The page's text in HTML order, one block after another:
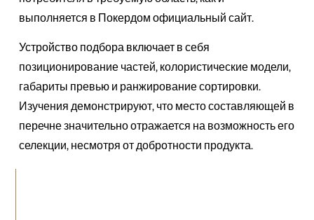
выполняется в Покердом официальный сайт.
Устройство подбора включает в себя
позиционирование частей, колористические модели,
габариты превью и ранжирование сортировки.
Изучения демонстрируют, что место составляющей в
перечне значительно отражается на возможность его
селекции, несмотря от добротности продукта.